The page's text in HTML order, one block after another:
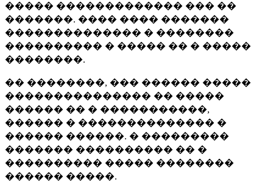
����� ������������� ��� ��
�������. ���� ���� �������
�������������� � ��������
���������� � ����� �� � �����
��������.
�� ��������, ��� ������ �����
��������������� �� �����
������ �� � �����������,
������ � �������������� �
������ ������. � ���������
������� ���������� �� �
���������� ����� ��������
������ �����.